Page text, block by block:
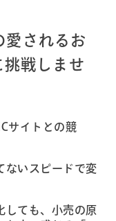
愛されるお
戦しませ
サイトとの競
ないスピードで変
しても、小売の原